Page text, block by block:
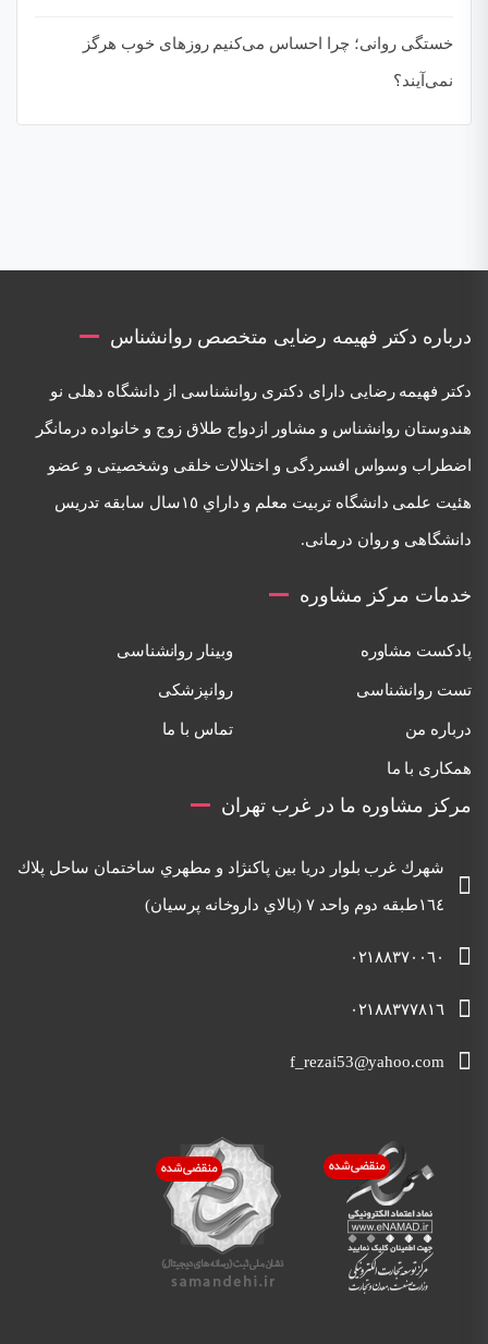
خستگی روانی؛ چرا احساس می‌کنیم روزهای خوب هرگز
نمی‌آیند؟
درباره دکتر فهیمه رضایی متخصص روانشناس
دكتر فهيمه رضايی دارای دكتری روانشناسی از دانشگاه دهلی نو
هندوستان روانشناس و مشاور ازدواج طلاق زوج و خانواده درمانگر
اضطراب وسواس افسردگی و اختلالات خلقی وشخصيتی و عضو
هئيت علمی دانشگاه تربيت معلم و داراي ١٥سال سابقه تدريس
دانشگاهی و روان درمانی.
خدمات مرکز مشاوره
پادکست مشاوره وبینار روانشناسی
تست روانشناسی روانپزشکی
درباره من تماس با ما
همکاری با ما
مرکز مشاوره ما در غرب تهران
شهرك غرب بلوار دريا بين پاكنژاد و مطهري ساختمان ساحل پلاك
١٦٤طبقه دوم واحد ٧ (بالاي داروخانه پرسيان)
٠٢١٨٨٣٧٠٠٦٠
٠٢١٨٨٣٧٧٨١٦
f_rezai53@yahoo.com